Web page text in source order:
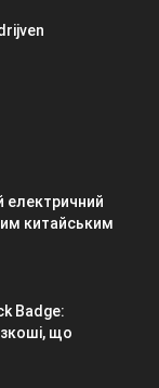
електричний
китайським
Badge:
що